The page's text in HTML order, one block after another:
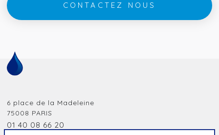
CONTACTEZ NOUS
6 place de la Madeleine
75008 PARIS
01 40 08 66 20